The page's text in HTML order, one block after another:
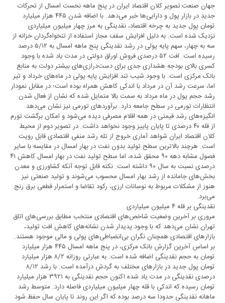
جهان صنعت:تصویر کلان اقتصاد ایران در پنج ماهه نخست امسال از تحرکات
جدید در بازار پول و دارایی‌ها خبر می‌دهد. با اضافه شدن ۴۴۵ هزار میلیارد
تومان پول جدید به چرخه اقتصاد، نقدینگی به مرز چهار میلیون میلیاردی
نزدیک شده است. به دلیل افزایش سقف مجاز استفاده از تنخواه‌گردان خزانه از
سه به چهار، سهم پایه پولی در رشد نقدینگی پنج ماهه امسال به ۵/۱۲ درصد
رسیده است. افت ۵۲ درصدی فروش اوراق دولتی در مدت یاد شده با وجود
کسری بالای بودجه هشداری جدی برای دست‌درازی‌های بیشتر دولت به منابع
بانک مرکزی است. با وجود شیب تند افزایش پایه پولی در ماه‌های خرداد و تیر
اما، سرعت رشد آن در مرداد با اندکی کاهش همراه بوده است؛ در مقابل نمودار
رشد حجم پول در ماه مرداد به سمت بالا متمایل شده که نشان از فعال شدن
انتظارات تورمی در سطح جامعه دارد. برآوردهای تورمی نیز نشان می‌دهد
انگیزه‌های رشد قیمتی در همه اقلام مصرفی دیده می‌شود و امکان برگشت تورم
از قله ۴۰ درصدی تا پایان پاییز وجود نخواهد داشت. در تصویر دوم از محیط
کلان اقتصاد ایران شواهد آماری خروج از تله رشد منفی اقتصادی قابل رویت
است. هرچند بالاترین سطح تولید بدون نفت در بهار امسال در مقایسه با سایر
فصول مشابه دهه ۹۰ محقق شده، اما سطح تولید نفت در بهار امسال کاهش ۴۱
درصدی نسبت به سال ۹۰ داشته است. نکته قابل توجه آنکه کشاورزی و معدن
بخش‌های جامانده از رشد بهار امسال محسوب می‌شوند و تولید صنعتی نیز
هنوز از مشکلات مربوط به نوسانات ارزی، رکود تقاضا و استمرار قطعی برق رنج
می‌برد.
نقدینگی بر قله ۴ میلیون میلیاردی
مروری بر آخرین وضعیت شاخص‌های اقتصادی منتخب مطابق بررسی‌های اتاق
تهران نشان می‌دهد که با وجود پدیدار شدن نشانه‌های کاهش افت تولید،
بازارهای اقتصادی همچنان نگران بی‌انضباطی‌های پولی و مالی موجود هستند.
بر اساس آخرین گزارش بانک مرکزی، در پنج ماهه امسال ۴۴۵ هزار میلیارد
تومان به حجم نقدینگی اضافه شده است. به عبارتی روزانه ۸/۲ هزار میلیارد
تومان پول جدید در بازارهای مختلف به گردش درآمده است. با رشد ۸/۱۲
درصدی نقدینگی در مدت یاد شده اکنون حجم نقدینگی به ۳۹۲۱ هزار میلیارد
تومان رسیده که اندکی با قله چهار میلیون میلیاردی فاصله دارد. متوسط رشد
ماهانه نقدینگی حدودا سه درصد بوده که اگر این روند تا پایان سال حفظ شود